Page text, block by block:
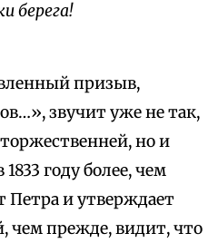
берега!
призыв,
звучит уже не так,
но и
году более, чем
Петра и утверждает
чем прежде, видит, что